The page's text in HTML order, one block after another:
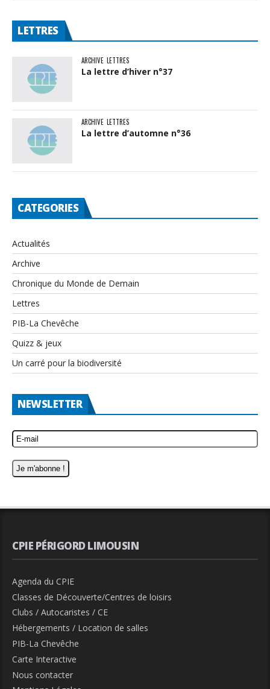
LETTRES
ARCHIVE LETTRES
La lettre d’hiver n°37
ARCHIVE LETTRES
La lettre d’automne n°36
CATEGORIES
Actualités
Archive
Chronique du Monde de Demain
Lettres
PIB-La Chevêche
Quizz & jeux
Un carré pour la biodiversité
NEWSLETTER
CPIE PÉRIGORD LIMOUSIN
Agenda du CPIE
Classes de Découverte/Centres de loisirs
Clubs / Autocaristes / CE
Hébergements / Location de salles
PIB-La Chevêche
Carte Interactive
Nous contacter